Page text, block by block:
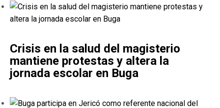
Crisis en la salud del magisterio
mantiene protestas y altera la
jornada escolar en Buga